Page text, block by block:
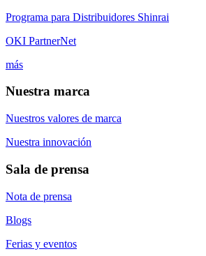
Programa para Distribuidores Shinrai
OKI PartnerNet
más
Nuestra marca
Nuestros valores de marca
Nuestra innovación
Sala de prensa
Nota de prensa
Blogs
Ferias y eventos